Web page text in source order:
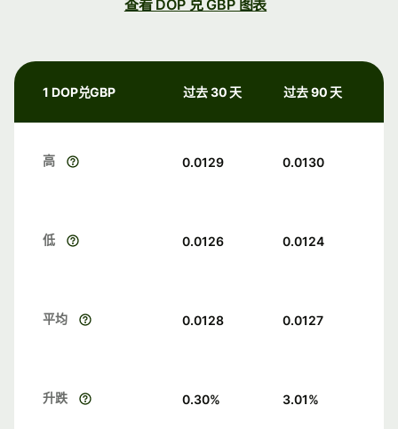
查看 DOP 兑 GBP 图表
1 DOP兑GBP 过去 30 天 过去 90 天
高 0.0129 0.0130
低 0.0126 0.0124
平均 0.0128 0.0127
升跌 0.30% 3.01%